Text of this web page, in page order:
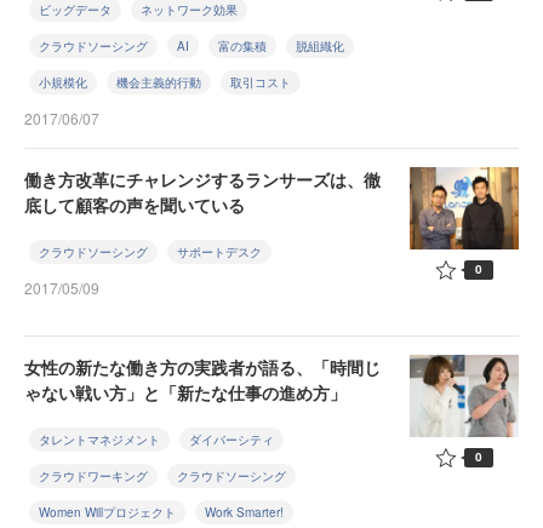
ビッグデータ ネットワーク効果
クラウドソーシング AI 富の集積 脱組織化
小規模化 機会主義的行動 取引コスト
2017/06/07
働き方改革にチャレンジするランサーズは、徹
底して顧客の声を聞いている
クラウドソーシング サポートデスク
2017/05/09
0
女性の新たな働き方の実践者が語る、「時間じ
ゃない戦い方」と「新たな仕事の進め方」
タレントマネジメント ダイバーシティ
クラウドワーキング クラウドソーシング
Women Willプロジェクト Work Smarter!
0